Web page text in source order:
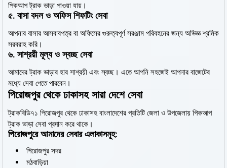
পিকআপ ট্রাক ভাড়া পাওয়া যায়।
৫. বাসা বদল ও অফিস শিফটিং সেবা
আপনার বাসার আসবাবপত্র বা অফিসের গুরুত্বপূর্ণ সরঞ্জাম পরিবহনের জন্য অভিজ্ঞ শ্রমিক
সরবরাহ করি।
৬. সাশ্রয়ী মূল্য ও স্বচ্ছ সেবা
আমাদের ট্রাক ভাড়ার হার সাশ্রয়ী এবং স্বচ্ছ। এতে আপনি সহজেই আপনার বাজেটের
মধ্যে সেবা পেতে পারবেন।
পিরোজপুর থেকে ঢাকাসহ সারা দেশে সেবা
ট্রাকবিডি৭১ পিরোজপুর থেকে ঢাকাসহ বাংলাদেশের প্রতিটি জেলা ও উপজেলায় পিকআপ
ট্রাক ভাড়া সেবা প্রদান করে থাকে।
পিরোজপুরে আমাদের সেবার এলাকাসমূহ:
পিরোজপুর সদর
মঠবাড়িয়া